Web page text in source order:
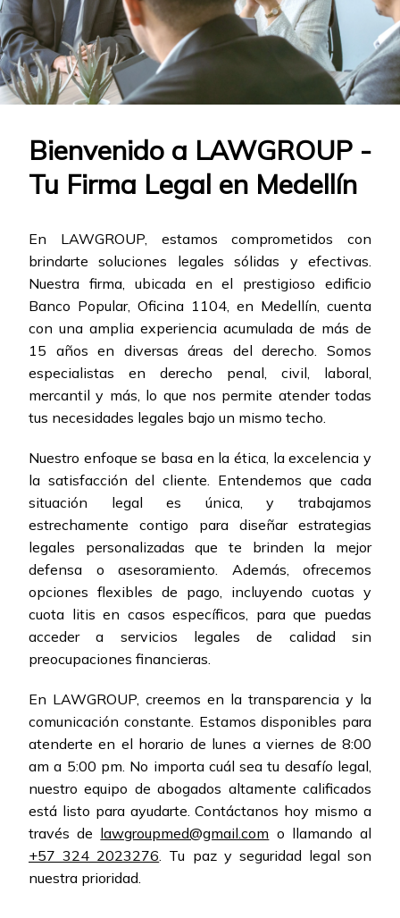
Bienvenido a LAWGROUP -
Tu Firma Legal en Medellín
En LAWGROUP, estamos comprometidos con
brindarte soluciones legales sólidas y efectivas.
Nuestra firma, ubicada en el prestigioso edificio
Banco Popular, Oficina 1104, en Medellín, cuenta
con una amplia experiencia acumulada de más de
15 años en diversas áreas del derecho. Somos
especialistas en derecho penal, civil, laboral,
mercantil y más, lo que nos permite atender todas
tus necesidades legales bajo un mismo techo.
Nuestro enfoque se basa en la ética, la excelencia y
la satisfacción del cliente. Entendemos que cada
situación legal es única, y trabajamos
estrechamente contigo para diseñar estrategias
legales personalizadas que te brinden la mejor
defensa o asesoramiento. Además, ofrecemos
opciones flexibles de pago, incluyendo cuotas y
cuota litis en casos específicos, para que puedas
acceder a servicios legales de calidad sin
preocupaciones financieras.
En LAWGROUP, creemos en la transparencia y la
comunicación constante. Estamos disponibles para
atenderte en el horario de lunes a viernes de 8:00
am a 5:00 pm. No importa cuál sea tu desafío legal,
nuestro equipo de abogados altamente calificados
está listo para ayudarte. Contáctanos hoy mismo a
través de lawgroupmed@gmail.com o llamando al
+57 324 2023276 . Tu paz y seguridad legal son
nuestra prioridad.